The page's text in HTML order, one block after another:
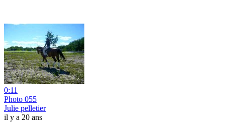
0:11
Photo 055
Julie pelletier
il y a 20 ans